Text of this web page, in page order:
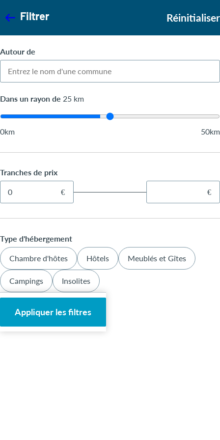
Filtrer Réinitialiser
Autour de
Dans un rayon de 25 km
0km 50km
Tranches de prix
Type d'hébergement
Chambre d'hôtes Hôtels Meublés et Gîtes
Campings Insolites
Appliquer les filtres